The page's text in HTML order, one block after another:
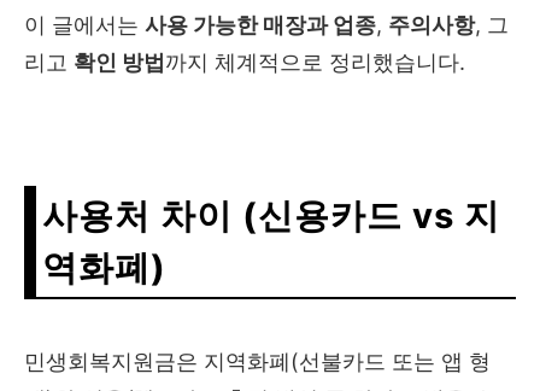
이 글에서는 사용 가능한 매장과 업종, 주의사항, 그
리고 확인 방법 까지 체계적으로 정리했습니다.
사용처 차이 (신용카드 vs 지
역화폐)
민생회복지원금은 지역화폐(선불카드 또는 앱 형